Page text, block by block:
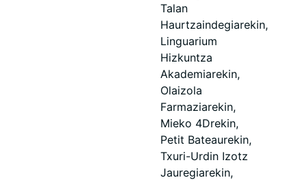
Talan
Haurtzaindegiarekin,
Linguarium
Hizkuntza
Akademiarekin,
Olaizola
Farmaziarekin,
Mieko 4Drekin,
Petit Bateaurekin,
Txuri-Urdin Izotz
Jauregiarekin,